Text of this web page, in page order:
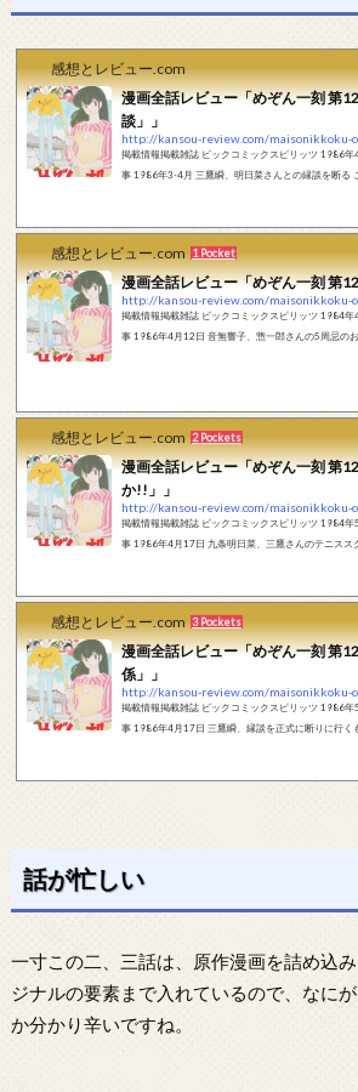
感想とレビュー.com
漫画全話レビュー「めぞん一刻 第
談」」
http://kansou-review.com/maisonikkoku-
掲載情報掲載雑誌 ビックコミックスピリッツ 1986年4月21日号 アニメでは 時系列とでき
事 1986年3-4月 三鷹瞬、明日菜さんとの縁談を断る この頃のでき事 4月1日 - 男女雇用機
部の開学）。 4月1日 - 400ml献血と成分献血がスタート。 4月1日 - 明治乳業（現：明
治）、フジサンケイグループ（フジテレビジョン・産
感想とレビュー.com 1 Pocket
漫画全話レビュー「めぞん一刻 第
http://kansou-review.com/maisonikkoku-
掲載情報掲載雑誌 ビックコミックスピリッツ 1984年4月28日号 アニメでは 時系列とでき
事 1986年4月12日 音無響子、惣一郎さんの5周忌のお墓参り この頃のでき事 4月1日 - 男
（現：明治）、フジサンケイグループ（フジテレビジ
感想とレビュー.com 2 Pockets
漫画全話レビュー「めぞん一刻 第
か!!」」
http://kansou-review.com/maisonikkoku-
掲載情報掲載雑誌 ビックコミックスピリッツ 1984年5月12日号 アニメでは 時系列とでき
事 1986年4月17日 九条明日菜、三鷹さんのテニススクールに入会 この頃のでき事 5月1日
り同選手権におけるグループB規格が廃止になる。 5月4日 - 第12回先進国首脳会議（東京
感想とレビュー.com 3 Pockets
漫画全話レビュー「めぞん一刻 第
係」」
http://kansou-review.com/maisonikkoku-
掲載情報掲載雑誌 ビックコミックスピリッツ 1986年5月19日号 アニメでは 時系列とでき
事 1986年4月17日 三鷹瞬、縁談を正式に断りに行くもできず 1986年4月17日 五代裕作、
話が忙しい
一寸この二、三話は、原作漫画を詰め込
ジナルの要素まで入れているので、なに
か分かり辛いですね。